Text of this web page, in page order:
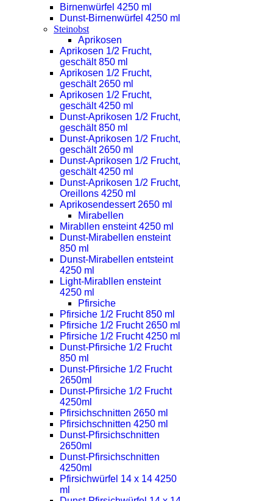
Birnenwürfel 4250 ml
Dunst-Birnenwürfel 4250 ml
Steinobst
Aprikosen
Aprikosen 1/2 Frucht,
geschält 850 ml
Aprikosen 1/2 Frucht,
geschält 2650 ml
Aprikosen 1/2 Frucht,
geschält 4250 ml
Dunst-Aprikosen 1/2 Frucht,
geschält 850 ml
Dunst-Aprikosen 1/2 Frucht,
geschält 2650 ml
Dunst-Aprikosen 1/2 Frucht,
geschält 4250 ml
Dunst-Aprikosen 1/2 Frucht,
Oreillons 4250 ml
Aprikosendessert 2650 ml
Mirabellen
Mirabllen ensteint 4250 ml
Dunst-Mirabellen ensteint
850 ml
Dunst-Mirabellen entsteint
4250 ml
Light-Mirabllen ensteint
4250 ml
Pfirsiche
Pfirsiche 1/2 Frucht 850 ml
Pfirsiche 1/2 Frucht 2650 ml
Pfirsiche 1/2 Frucht 4250 ml
Dunst-Pfirsiche 1/2 Frucht
850 ml
Dunst-Pfirsiche 1/2 Frucht
2650ml
Dunst-Pfirsiche 1/2 Frucht
4250ml
Pfirsichschnitten 2650 ml
Pfirsichschnitten 4250 ml
Dunst-Pfirsichschnitten
2650ml
Dunst-Pfirsichschnitten
4250ml
Pfirsichwürfel 14 x 14 4250
ml